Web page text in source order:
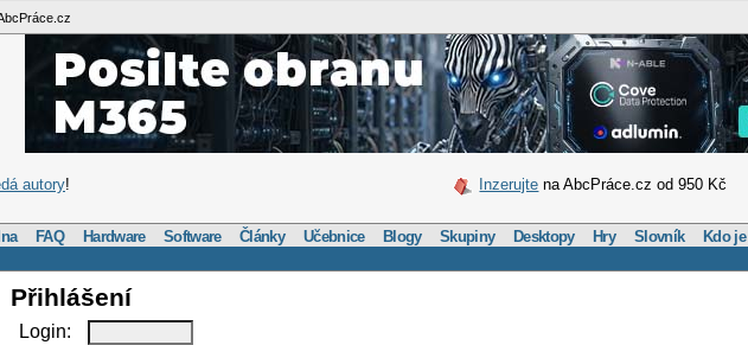
autory! Inzerujte na AbcPráce.cz od 950 Kč
FAQ Hardware Software Články Učebnice Blogy Skupiny Desktopy Hry Slovník Kdo je
Přihlášení
Login: